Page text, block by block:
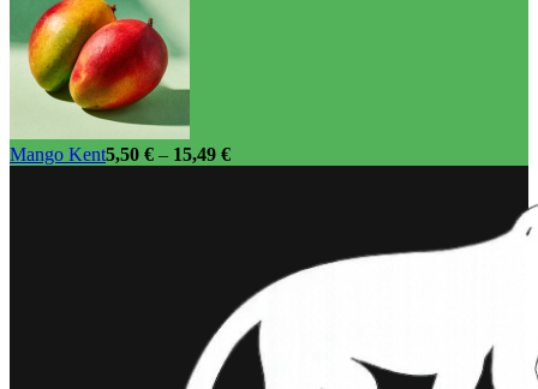
Mango Kent5,50 € – 15,49 €